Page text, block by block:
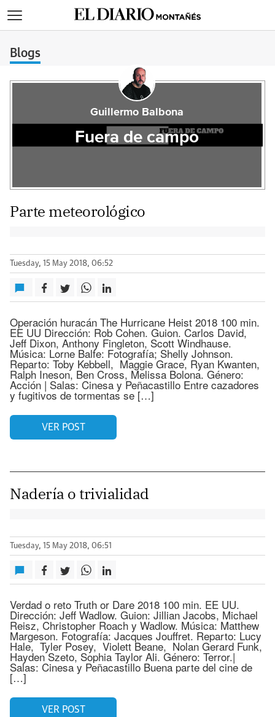
Blogs
Guillermo Balbona
Fuera de campo
Parte meteorológico
Tuesday, 15 May 2018, 06:52
Operación huracán The Hurricane Heist 2018 100 min.
EE UU Dirección: Rob Cohen. Guion. Carlos David,
Jeff Dixon, Anthony Fingleton, Scott Windhause.
Música: Lorne Balfe: Fotografía; Shelly Johnson.
Reparto: Toby Kebbell, Maggie Grace, Ryan Kwanten,
Ralph Ineson, Ben Cross, Melissa Bolona. Género:
Acción | Salas: Cinesa y Peñacastillo Entre cazadores
y fugitivos de tormentas se […]
VER POST
Nadería o trivialidad
Tuesday, 15 May 2018, 06:51
Verdad o reto Truth or Dare 2018 100 min. EE UU.
Dirección: Jeff Wadlow. Guion: Jillian Jacobs, Michael
Reisz, Christopher Roach y Wadlow. Música: Matthew
Margeson. Fotografía: Jacques Jouffret. Reparto: Lucy
Hale, Tyler Posey, Violett Beane, Nolan Gerard Funk,
Hayden Szeto, Sophia Taylor Ali. Género: Terror.|
Salas: Cinesa y Peñacastillo Buena parte del cine de
[…]
VER POST